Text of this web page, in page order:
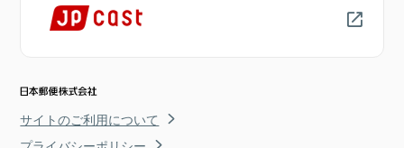
サイトのご利用について